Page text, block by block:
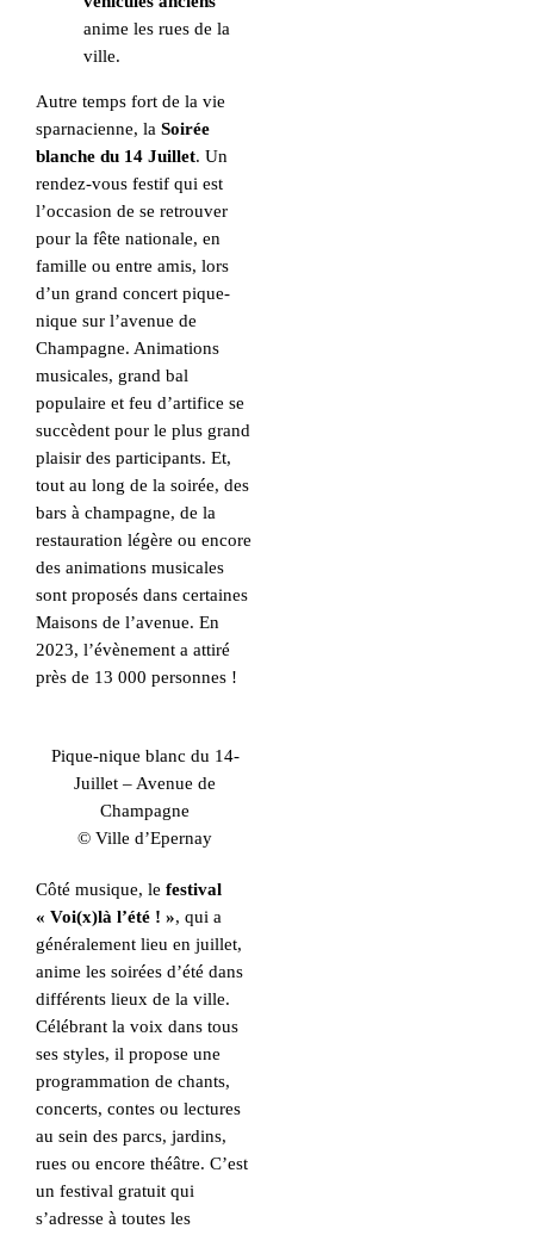
anime les rues de la
ville.
Autre temps fort de la vie
sparnacienne, la Soirée
blanche du 14 Juillet. Un
rendez-vous festif qui est
l’occasion de se retrouver
pour la fête nationale, en
famille ou entre amis, lors
d’un grand concert pique-
nique sur l’avenue de
Champagne. Animations
musicales, grand bal
populaire et feu d’artifice se
succèdent pour le plus grand
plaisir des participants. Et,
tout au long de la soirée, des
bars à champagne, de la
restauration légère ou encore
des animations musicales
sont proposés dans certaines
Maisons de l’avenue. En
2023, l’évènement a attiré
près de 13 000 personnes !
Pique-nique blanc du 14-
Juillet – Avenue de
Champagne
© Ville d’Epernay
Côté musique, le festival
« Voi(x)là l’été ! », qui a
généralement lieu en juillet,
anime les soirées d’été dans
différents lieux de la ville.
Célébrant la voix dans tous
ses styles, il propose une
programmation de chants,
concerts, contes ou lectures
au sein des parcs, jardins,
rues ou encore théâtre. C’est
un festival gratuit qui
s’adresse à toutes les